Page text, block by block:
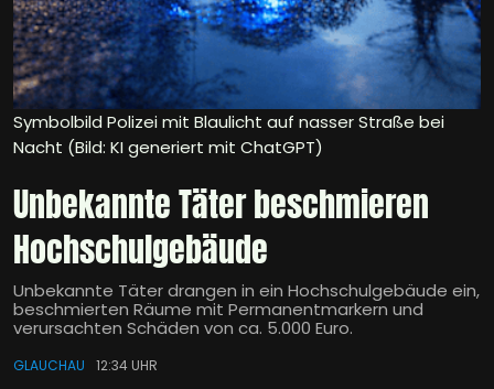
Symbolbild Polizei mit Blaulicht auf nasser Straße bei
Nacht (Bild: KI generiert mit ChatGPT)
Unbekannte Täter beschmieren
Hochschulgebäude
Unbekannte Täter drangen in ein Hochschulgebäude ein,
beschmierten Räume mit Permanentmarkern und
verursachten Schäden von ca. 5.000 Euro.
GLAUCHAU 12:34 UHR